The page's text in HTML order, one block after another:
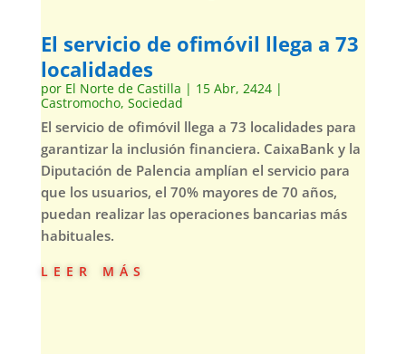
El servicio de ofimóvil llega a 73
localidades
por El Norte de Castilla | 15 Abr, 2424|
Castromocho, Sociedad
El servicio de ofimóvil llega a 73 localidades para
garantizar la inclusión financiera. CaixaBank y la
Diputación de Palencia amplían el servicio para
que los usuarios, el 70% mayores de 70 años,
puedan realizar las operaciones bancarias más
habituales.
leer más